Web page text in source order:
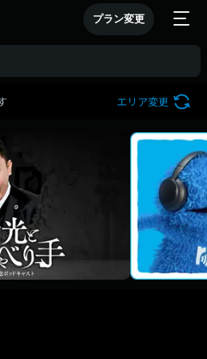
プラン変更
エリア変更